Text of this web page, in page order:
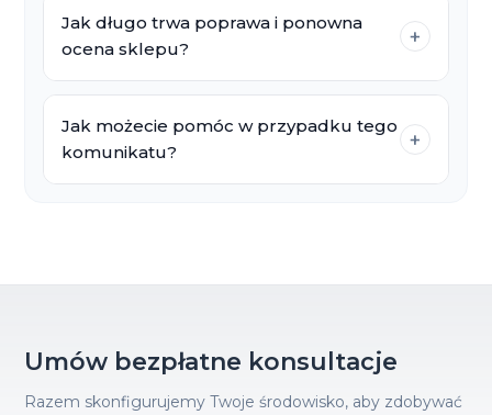
Jak długo trwa poprawa i ponowna
ocena sklepu?
+
Jak możecie pomóc w przypadku tego
komunikatu?
+
Umów bezpłatne konsultacje
Razem skonfigurujemy Twoje środowisko, aby zdobywać